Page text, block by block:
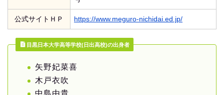
公式サイトＨＰ https://www.meguro-nichidai.ed.jp/
目黒日本大学高等学校(日出高校)の出身者
矢野妃菜喜
木戸衣吹